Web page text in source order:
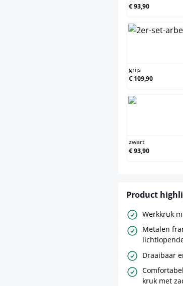
€ 93,90
grijs
€ 109,90
zwart
€ 93,90
Product
Werkkruk
Metalen
Draaibaar
kruk met